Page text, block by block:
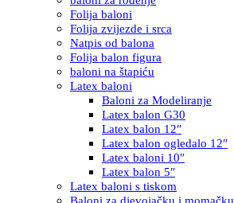
Folija baloni
Folija zvijezde i srca
Natpis od balona
Folija balon figura
baloni na štapiću
Latex baloni
Baloni za Modeliranje
Latex balon G30
Latex balon 12″
Latex balon ogledalo 12″
Latex baloni 10″
Latex balon 5″
Latex baloni s tiskom
Baloni za djevojačku i momačku